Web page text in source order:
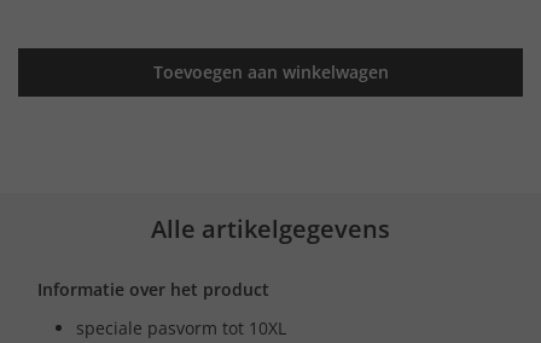
Toevoegen aan winkelwagen
Alle artikelgegevens
Informatie over het product
speciale pasvorm tot 10XL